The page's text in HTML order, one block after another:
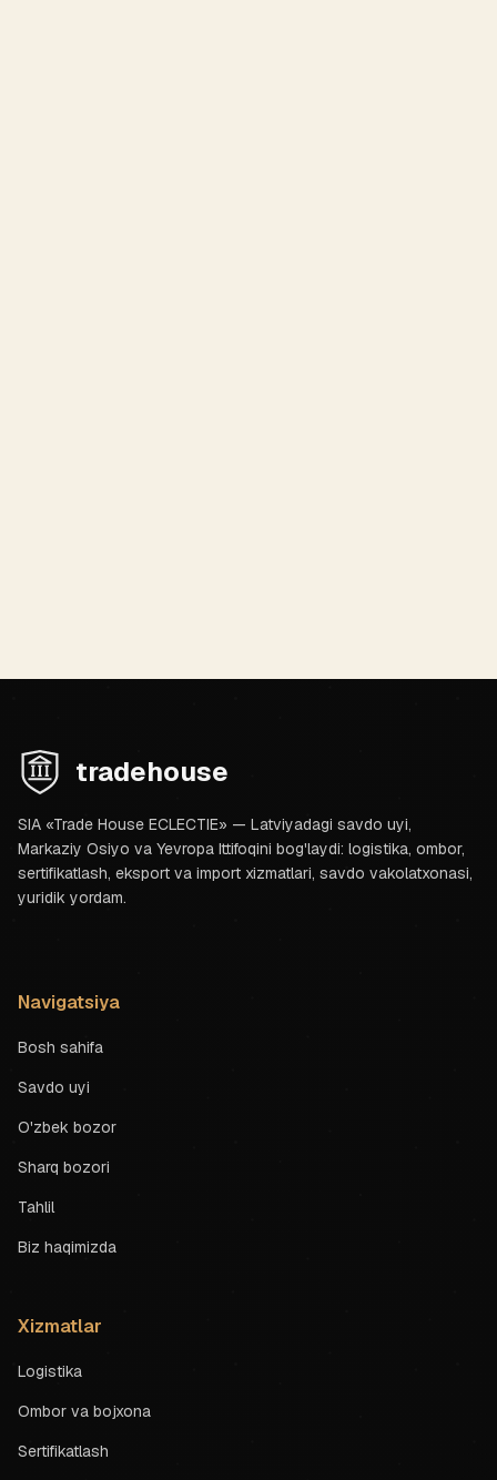
tradehouse
SIA «Trade House ECLECTIE» — Latviyadagi savdo uyi,
Markaziy Osiyo va Yevropa Ittifoqini bog'laydi: logistika, ombor,
sertifikatlash, eksport va import xizmatlari, savdo vakolatxonasi,
yuridik yordam.
Navigatsiya
Bosh sahifa
Savdo uyi
O'zbek bozor
Sharq bozori
Tahlil
Biz haqimizda
Xizmatlar
Logistika
Ombor va bojxona
Sertifikatlash